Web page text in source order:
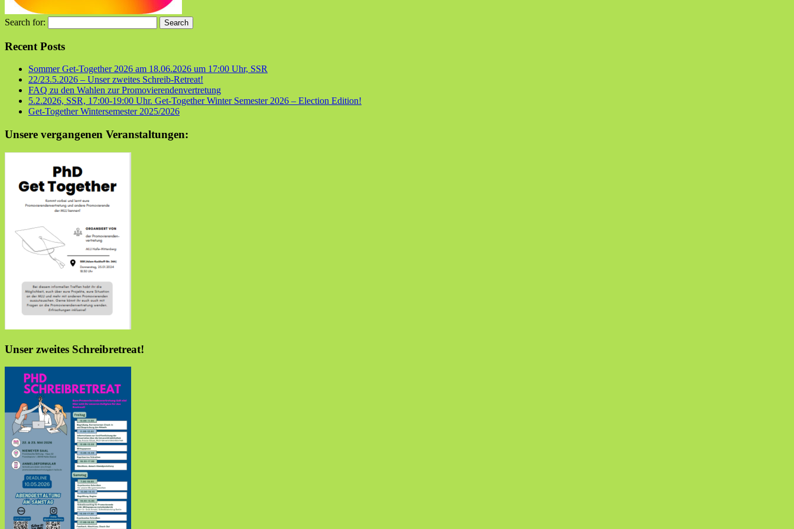
Search for:
Recent Posts
Sommer Get-Together 2026 am 18.06.2026 um 17:00 Uhr, SSR
22/23.5.2026 – Unser zweites Schreib-Retreat!
FAQ zu den Wahlen zur Promovierendenvertretung
5.2.2026, SSR, 17:00-19:00 Uhr. Get-Together Winter Semester 2026 – Election Edition!
Get-Together Wintersemester 2025/2026
Unsere vergangenen Veranstaltungen:
Unser zweites Schreibretreat!